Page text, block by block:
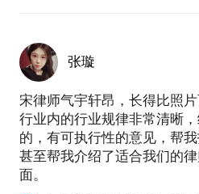
张璇
宋律师气宇轩昂，长得比照
行业内的行业规律非常清晰
的，有可执行性的意见，帮
甚至帮我介绍了适合我们的
面。